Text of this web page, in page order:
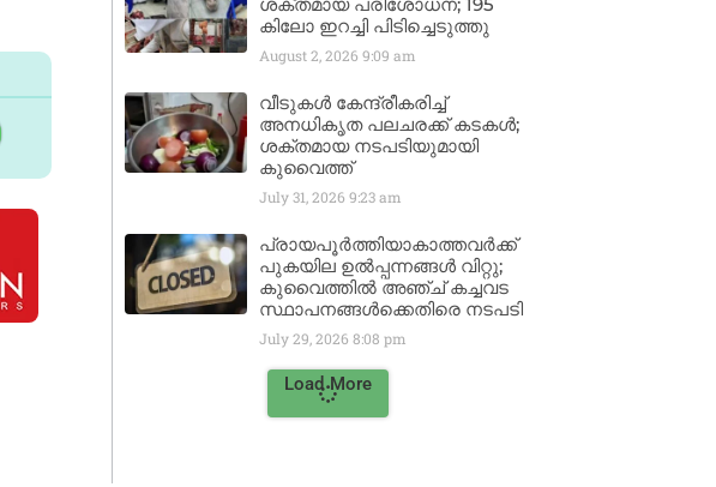
കിലോ ഇറച്ചി പിടിച്ചെടുത്തു
August 2, 2026 9:09 am
വീടുകൾ കേന്ദ്രീകരിച്ച്
അനധികൃത പലചരക്ക് കടകൾ;
ശക്തമായ നടപടിയുമായി
കുവൈത്ത്
July 31, 2026 9:23 am
പ്രായപൂർത്തിയാകാത്തവർക്ക്
പുകയില ഉൽപ്പന്നങ്ങൾ വിറ്റു;
കുവൈത്തിൽ അഞ്ച് കച്ചവട
സ്ഥാപനങ്ങൾക്കെതിരെ നടപടി
July 29, 2026 8:08 pm
Load More